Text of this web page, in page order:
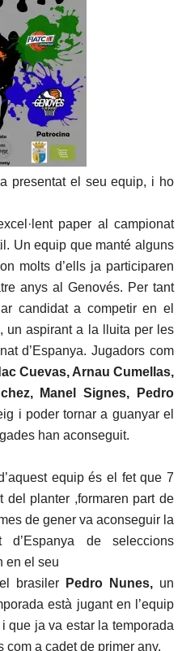
presentat el seu equip, i ho
paper al campionat
Un equip que manté alguns
molts d’ells ja participaren
anys al Genovés. Per tant
candidat a competir en el
un aspirant a la lluita per les
d’Espanya. Jugadors com
Cuevas, Arnau Cumellas,
Manel Signes, Pedro
i poder tornar a guanyar el
han aconseguit.
equip és el fet que 7
del planter ,formaren part de
de gener va aconseguir la
d’Espanya de seleccions
en el seu
brasiler
Pedro Nunes, un
està jugant en l’equip
que ja va estar la temporada
a cadet de primer any.